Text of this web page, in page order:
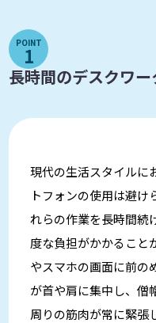
POINT
1
長時間のデスクワ
現代の生活スタイルに
トフォンの使用は避け
れらの作業を長時間続
度な負担がかかること
やスマホの画面に前の
が首や肩に集中し、僧
周りの筋肉が常に緊張